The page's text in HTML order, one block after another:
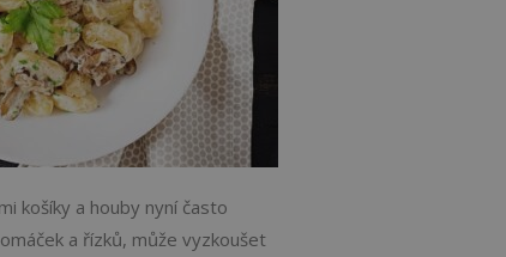
košíky a houby nyní často
a řízků, může vyzkoušet